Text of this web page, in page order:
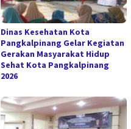
Dinas Kesehatan Kota
Pangkalpinang Gelar Kegiatan
Gerakan Masyarakat Hidup
Sehat Kota Pangkalpinang
2026